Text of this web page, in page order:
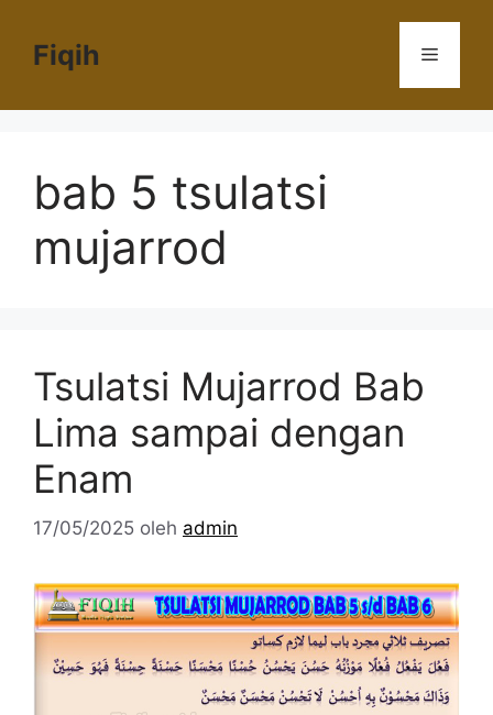
Fiqih Menu
bab 5 tsulatsi
mujarrod
Tsulatsi Mujarrod Bab
Lima sampai dengan
Enam
17/05/2025 oleh admin